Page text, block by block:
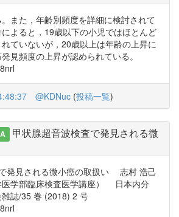
また，年齢別頻度を詳細に検討されて
よると，19歳以下の小児ではほとんど
ていないが，20歳以上は年齢の上昇に
見頻度の上昇が認められている。
@KDNuc (投稿一覧)
甲状腺超音波検査で発見される微
発見される微小癌の取扱い 志村 浩己
医学部臨床検査医学講座） 日本内分
誌/35 巻 (2018) 2 号